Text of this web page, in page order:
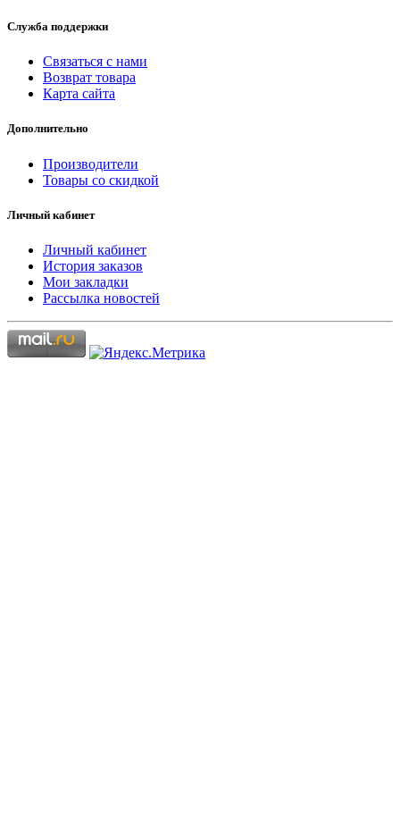
Служба поддержки
Связаться с нами
Возврат товара
Карта сайта
Дополнительно
Производители
Товары со скидкой
Личный кабинет
Личный кабинет
История заказов
Мои закладки
Рассылка новостей